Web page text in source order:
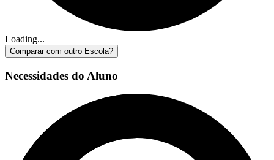
Loading...
Comparar com outro Escola?
Necessidades do Aluno